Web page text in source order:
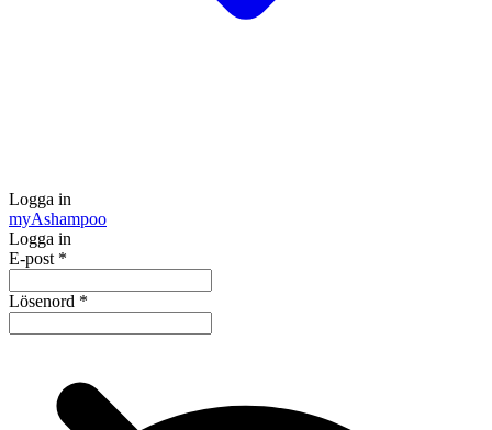
Logga in
myAshampoo
Logga in
E-post *
Lösenord *